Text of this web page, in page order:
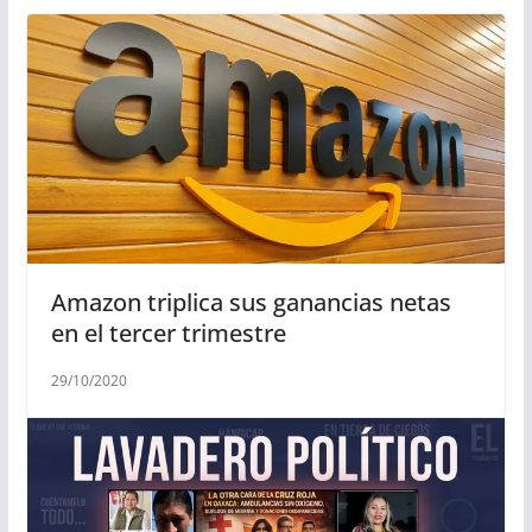
Amazon triplica sus ganancias netas
en el tercer trimestre
29/10/2020